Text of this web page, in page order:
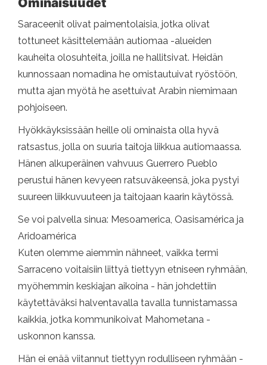
Saraceenit olivat paimentolaisia, jotka olivat
tottuneet käsittelemään autiomaa -alueiden
kauheita olosuhteita, joilla ne hallitsivat. Heidän
kunnossaan nomadina he omistautuivat ryöstöön,
mutta ajan myötä he asettuivat Arabin niemimaan
pohjoiseen.
Hyökkäyksissään heille oli ominaista olla hyvä
ratsastus, jolla on suuria taitoja liikkua autiomaassa.
Hänen alkuperäinen vahvuus Guerrero Pueblo
perustui hänen kevyeen ratsuväkeensä, joka pystyi
suureen liikkuvuuteen ja taitojaan kaarin käytössä.
Se voi palvella sinua: Mesoamerica, Oasisamérica ja
Aridoamérica
Kuten olemme aiemmin nähneet, vaikka termi
Sarraceno voitaisiin liittyä tiettyyn etniseen ryhmään,
myöhemmin keskiajan aikoina - hän johdettiin
käytettäväksi halventavalla tavalla tunnistamassa
kaikkia, jotka kommunikoivat Mahometana -
uskonnon kanssa.
Hän ei enää viitannut tiettyyn rodulliseen ryhmään -